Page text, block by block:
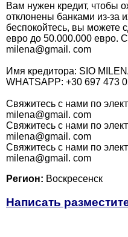
Вам нужен кредит, чтобы
отклонены банками из-за
беспокойтесь, вы можете
евро до 50.000.000 евро.
milena@gmail. com
Имя кредитора: SIO
WHATSAPP: +30 697 473
Свяжитесь с нами по
milena@gmail. com
Свяжитесь с нами по
milena@gmail. com
Свяжитесь с нами по
milena@gmail. com
Регион: Воскресенск
Написать